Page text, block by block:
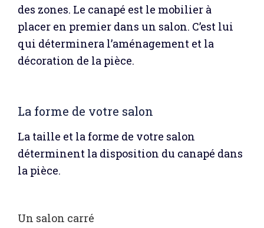
des zones. Le canapé est le mobilier à
placer en premier dans un salon. C’est lui
qui déterminera l’aménagement et la
décoration de la pièce.
La forme de votre salon
La taille et la forme de votre salon
déterminent la disposition du canapé dans
la pièce.
Un salon carré